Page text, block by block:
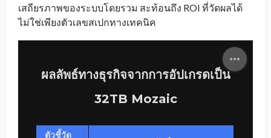
เสถียรภาพของระบบโดยรวม สะท้อนถึง ROI ที่วัดผลได้
ไม่ใช่เพียงตัวเลขสเปกทางเทคนิค